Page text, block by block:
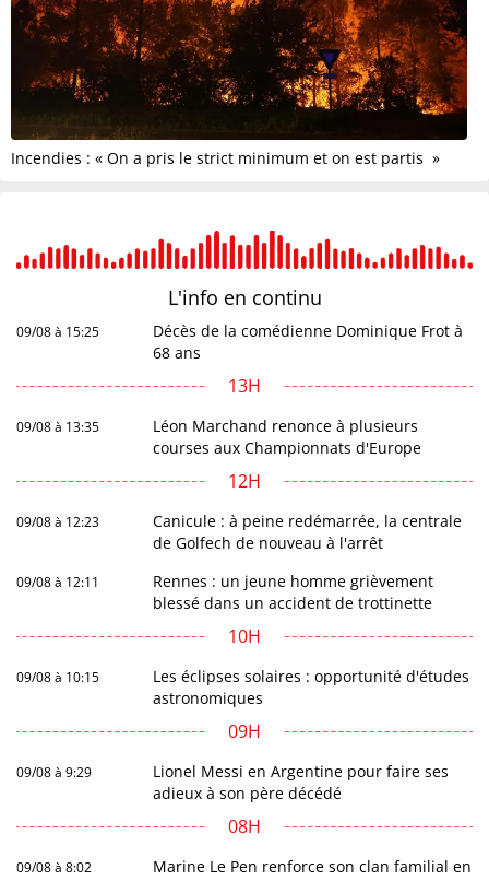
Incendies : « On a pris le strict minimum et on est partis »
L'info en continu
09/08 à 15:25
Décès de la comédienne Dominique Frot à
68 ans
13H
09/08 à 13:35
Léon Marchand renonce à plusieurs
courses aux Championnats d'Europe
12H
09/08 à 12:23
Canicule : à peine redémarrée, la centrale
de Golfech de nouveau à l'arrêt
09/08 à 12:11
Rennes : un jeune homme grièvement
blessé dans un accident de trottinette
10H
09/08 à 10:15
Les éclipses solaires : opportunité d'études
astronomiques
09H
09/08 à 9:29
Lionel Messi en Argentine pour faire ses
adieux à son père décédé
08H
09/08 à 8:02
Marine Le Pen renforce son clan familial en